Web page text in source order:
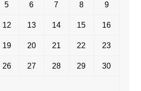
5 6 7 8 9
12 13 14 15 16
19 20 21 22 23
26 27 28 29 30